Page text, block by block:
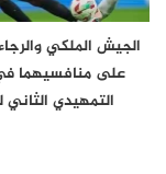
الجيش الملكي
على منافسيهما
التمهيدي